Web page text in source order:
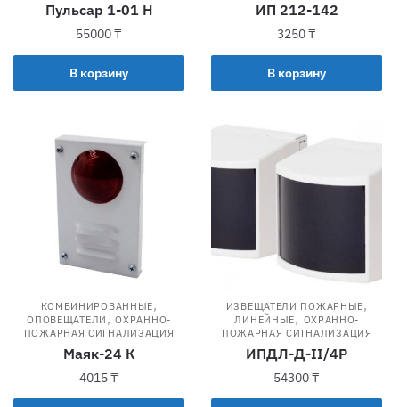
Пульсар 1-01 Н
55000₸
В корзину
ИП 212-142
3250₸
В корзину
КОМБИНИРОВАННЫЕ,
ОПОВЕЩАТЕЛИ ,ОХРАННО-
ПОЖАРНАЯ СИГНАЛИЗАЦИЯ
Маяк-24 К
4015₸
ИЗВЕЩАТЕЛИ ПОЖАРНЫЕ,
ЛИНЕЙНЫЕ, ОХРАННО-
ПОЖАРНАЯ СИГНАЛИЗАЦИЯ
ИПДЛ-Д-II/4Р
54300₸